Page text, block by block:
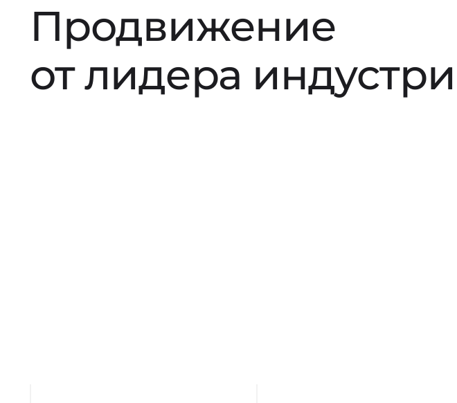
Продвижение
от лидера